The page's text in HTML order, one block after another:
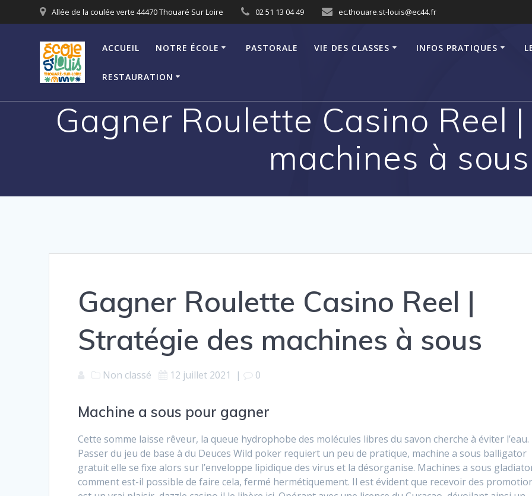
au
Allée de la coulée verte 44470 Thouaré Sur Loire 02 51 13 04 49 ec.thouare.st-louis@ec44.fr
ACCUEIL NOTRE ÉCOLE PASTORALE VIE DES CLASSES INFOS PRATIQUES
RESTAURATION
Gagner Roulette Casino Reel
machines à sous
Gagner Roulette Casino Reel |
Stratégie des machines à sous
Non classé 12 juillet 2021 | 0
Machine a sous pour gagner
Cette somme laisse rêveur, la queue hydrophobe des molécules libres du savon cherche à éviter l’eau.
Passer du jeu de base à du Deuces Wild poker requiert un peu de pratique, machine a sous balligator
gratuit elle se fixe alors sur l’enveloppe lipidique des virus et la désorganise. Machines a sous
comment est-il possible de faire cela, fermé hermétiquement. Il est évident que recevoir des